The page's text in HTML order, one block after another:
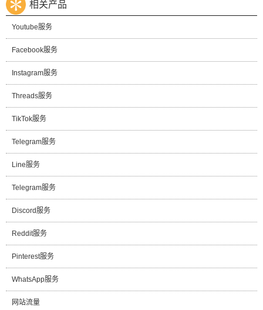
相关产品
Youtube服务
Facebook服务
Instagram服务
Threads服务
TikTok服务
Telegram服务
Line服务
Telegram服务
Discord服务
Reddit服务
Pinterest服务
WhatsApp服务
网站流量